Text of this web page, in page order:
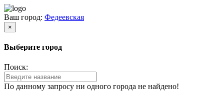
Ваш город: Федеевская
×
Выберите город
Поиск:
По данному запросу ни одного города не найдено!